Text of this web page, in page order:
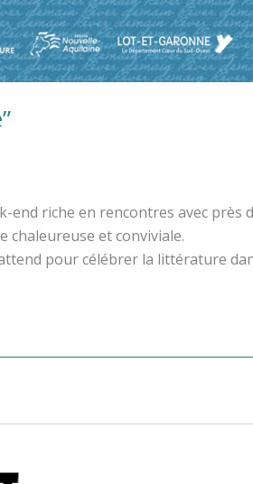
riche en rencontres avec
et conviviale.
pour célébrer la littérature